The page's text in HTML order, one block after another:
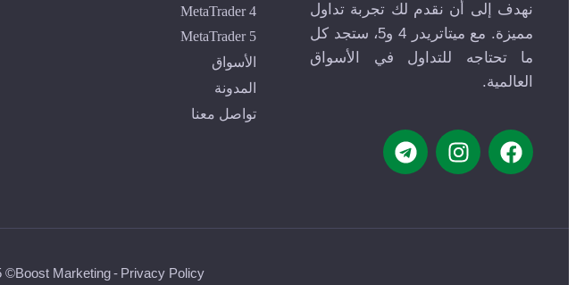
نهدف إلى أن نقدم لك تجربة تداول
مميزة. مع ميتاتريدر 4 و5، ستجد كل
ما تحتاجه للتداول في الأسواق
العالمية.
MetaTrader 4
MetaTrader 5
الأسواق
المدونة
تواصل معنا
Privacy Policy
-
Boost Marketing
© 2025 - All Rights Reserved.